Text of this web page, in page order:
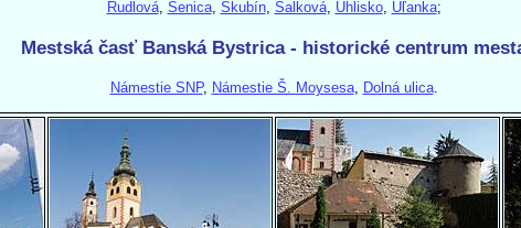
Rudlová, Senica, Skubín, Šalková, Uhlisko, Uľanka;
Mestská časť Banská Bystrica - historické centrum
Námestie SNP, Námestie Š. Moysesa, Dolná ulica.